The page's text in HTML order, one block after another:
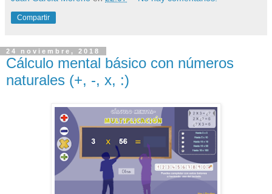
Compartir
24 noviembre, 2018
Cálculo mental básico con números
naturales (+, -, x, :)